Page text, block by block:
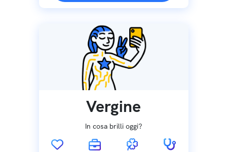
Vergine
In cosa brilli oggi?